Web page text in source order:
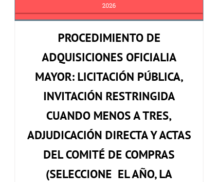
2026
PROCEDIMIENTO DE
ADQUISICIONES OFICIALIA
MAYOR: LICITACIÓN PÚBLICA,
INVITACIÓN RESTRINGIDA
CUANDO MENOS A TRES,
ADJUDICACIÓN DIRECTA Y ACTAS
DEL COMITÉ DE COMPRAS
(SELECCIONE EL AÑO, LA